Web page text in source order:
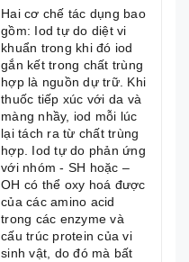
Hai cơ chế tác dụng bao
gồm: Iod tự do diệt vi
khuẩn trong khi đó iod
gắn kết trong chất trùng
hợp là nguồn dự trữ. Khi
thuốc tiếp xúc với da và
màng nhầy, iod mỗi lúc
lại tách ra từ chất trùng
hợp. Iod tự do phản ứng
với nhóm - SH hoặc –
OH có thể oxy hoá được
của các amino acid
trong các enzyme và
cấu trúc protein của vi
sinh vật, do đó mà bất